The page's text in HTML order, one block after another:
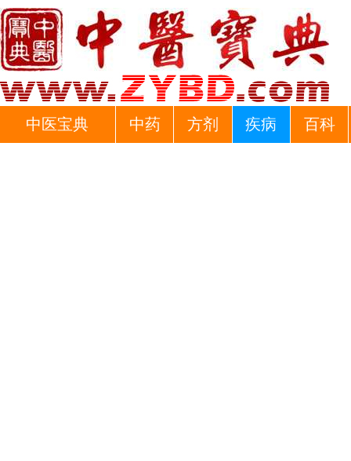
中医宝典 中药 方剂 疾病 百科